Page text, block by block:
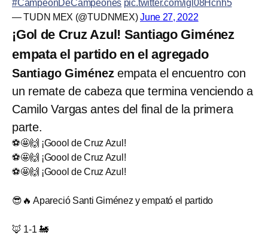
#CampeónDeCampeones pic.twitter.com/igl08Hcnh5
— TUDN MEX (@TUDNMEX)June 27, 2022
¡Gol de Cruz Azul! Santiago Giménez
empata el partido en el agregado
Santiago Giménezempata el encuentro con
un remate de cabeza que termina venciendo a
Camilo Vargas antes del final de la primera
parte.
⚽🤩🙌 ¡Goool de Cruz Azul!
⚽🤩🙌 ¡Goool de Cruz Azul!
⚽🤩🙌 ¡Goool de Cruz Azul!
😎🔥 Apareció Santi Giménez y empató el partido
🦊 1-1 🚂